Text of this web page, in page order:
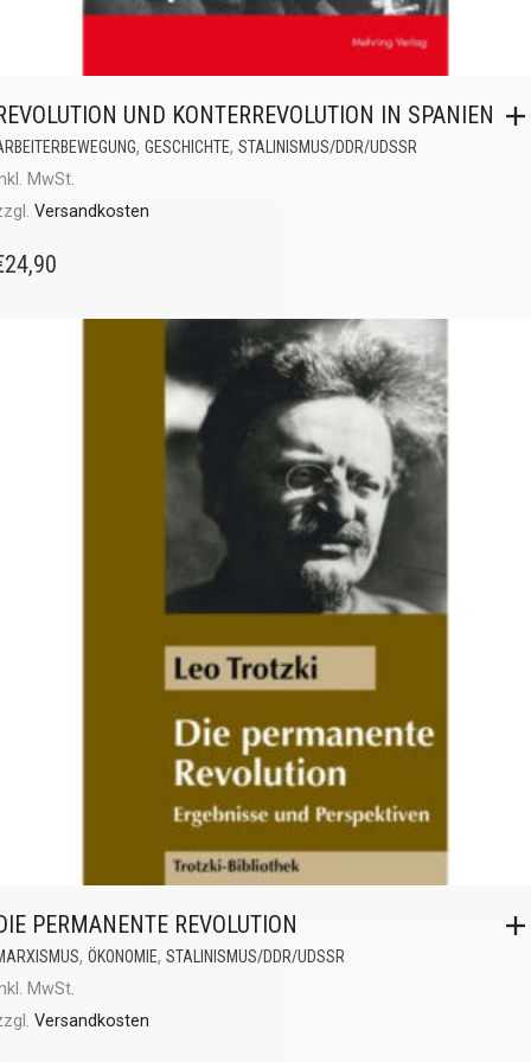
UND KONTERREVOLUTION IN SPANIEN
, GESCHICHTE, STALINISMUS/DDR/UDSSR
MwSt.
Versandkosten
24,90
PERMANENTE REVOLUTION
, ÖKONOMIE, STALINISMUS/DDR/UDSSR
MwSt.
Versandkosten